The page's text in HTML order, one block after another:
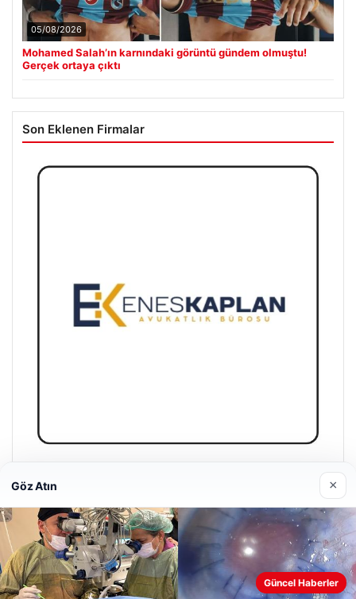
05/08/2026
Mohamed Salah’ın karnındaki görüntü gündem olmuştu!
Gerçek ortaya çıktı
Son Eklenen Firmalar
Enes Kaplan Avukatlık Bürosu
Web sitemizi nasıl kullandığınızı daha iyi anlayabilmek,
deneyiminizi kişiselleştirmek ve geliştirmek amacıyla çerezler
Göz Atın ×
Güncel Haberler